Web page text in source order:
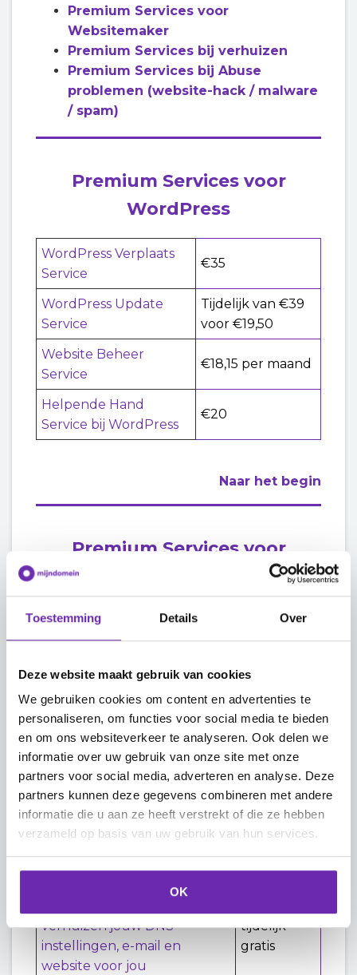
Toestemming Details Over
Deze website maakt gebruik van cookies
We gebruiken cookies om content en advertenties te
personaliseren, om functies voor social media te bieden
en om ons websiteverkeer te analyseren. Ook delen we
informatie over uw gebruik van onze site met onze
partners voor social media, adverteren en analyse. Deze
partners kunnen deze gegevens combineren met andere
informatie die u aan ze heeft verstrekt of die ze hebben
verzameld op basis van uw gebruik van hun services.
OK
Premium Services voor
Websitemaker
Premium Services bij verhuizen
Premium Services bij Abuse
problemen (website-hack / malware
/ spam)
Premium Services voor
WordPress
WordPress Verplaats
Service
€35
WordPress Update
Service
Tijdelijk van €39
voor €19,50
Website Beheer
Service
€18,15 per maand
Helpende Hand
Service bij WordPress
€20
Naar het begin
Premium Services voor
Websitemaker
Verplaats Service
Helpende Hand
Websitemaker
Premium Services bij
verhuizen
verhuizen jouw DNS-
instellingen, e-mail en
website voor jou
tijdelijk
gratis